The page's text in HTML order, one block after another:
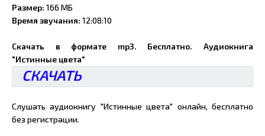
Размер: 166 МБ
Время звучания: 12:08:10
Скачать в формате mp3. Бесплатно. Аудиокнига
"Истинные цвета"
СКАЧАТЬ
Слушать аудиокнигу "Истинные цвета" онлайн, бесплатно
без регистрации.